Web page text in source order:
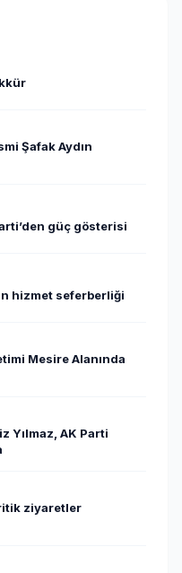
Şafak Aydın
güç gösterisi
hizmet seferberliği
Mesire Alanında
Yılmaz, AK Parti
ziyaretler